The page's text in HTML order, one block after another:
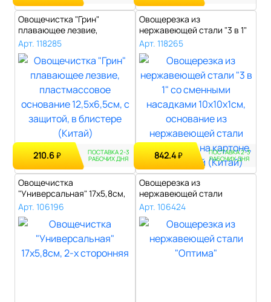
Овощечистка "Грин"
плавающее лезвие,
пластмассовое осно..
Арт. 118285
210.6₽ ПОСТАВКА 2-3
РАБОЧИХ ДНЯ
Овощерезка из
нержавеющей стали "3 в 1"
со сменными нас..
Арт. 118265
842.4₽ ПОСТАВКА 2-3
РАБОЧИХ ДНЯ
Овощечистка
"Универсальная" 17х5,8см,
2-х сторонняя..
Арт. 106196
Овощерезка из
нержавеющей стали
"Оптима"..
Арт. 106424